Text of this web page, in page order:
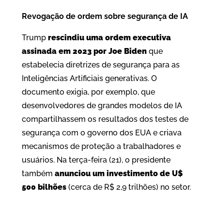
Revogação de ordem sobre segurança de IA
Trump rescindiu uma ordem executiva
assinada em 2023 por Joe Bidenque
estabelecia diretrizes de segurança para as
Inteligências Artificiais generativas. O
documento exigia, por exemplo, que
desenvolvedores de grandes modelos de IA
compartilhassem os resultados dos testes de
segurança com o governo dos EUA e criava
mecanismos de proteção a trabalhadores e
usuários. Na terça-feira (21), o presidente
também anunciou um investimento de U$
500 bilhões(cerca de R$ 2,9 trilhões) no setor.